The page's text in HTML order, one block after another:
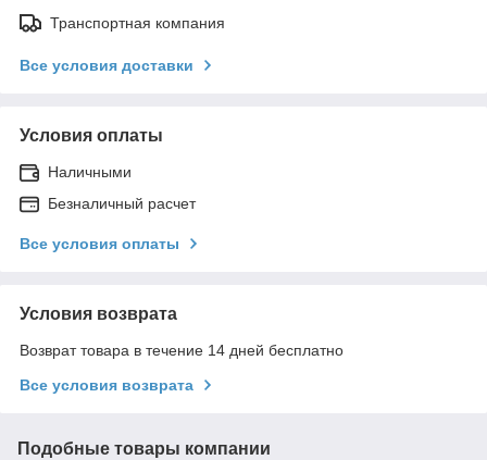
Транспортная компания
Все условия доставки
Условия оплаты
Наличными
Безналичный расчет
Все условия оплаты
Условия возврата
Возврат товара в течение 14 дней бесплатно
Все условия возврата
Подобные товары компании